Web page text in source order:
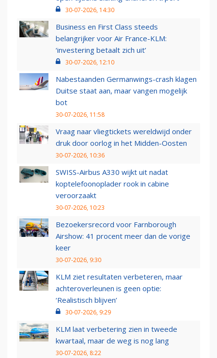
30-07-2026, 14:30
Business en First Class steeds
belangrijker voor Air France-KLM:
‘investering betaalt zich uit’
30-07-2026, 12:10
Nabestaanden Germanwings-crash klagen
Duitse staat aan, maar vangen mogelijk
bot
30-07-2026, 11:58
Vraag naar vliegtickets wereldwijd onder
druk door oorlog in het Midden-Oosten
30-07-2026, 10:36
SWISS-Airbus A330 wijkt uit nadat
koptelefoonoplader rook in cabine
veroorzaakt
30-07-2026, 10:23
Bezoekersrecord voor Farnborough
Airshow: 41 procent meer dan de vorige
keer
30-07-2026, 9:30
KLM ziet resultaten verbeteren, maar
achteroverleunen is geen optie:
‘Realistisch blijven’
30-07-2026, 9:29
KLM laat verbetering zien in tweede
kwartaal, maar de weg is nog lang
30-07-2026, 8:22